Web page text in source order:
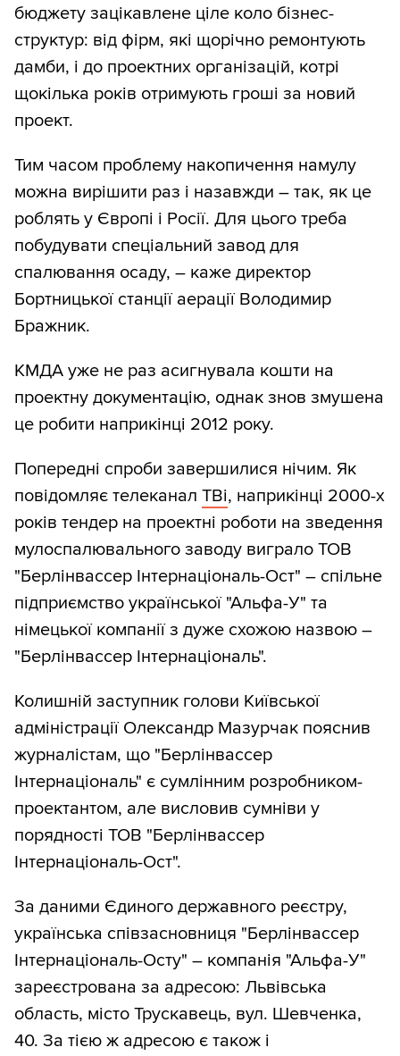
бюджету зацікавлене ціле коло бізнес-
структур: від фірм, які щорічно ремонтують
дамби, і до проектних організацій, котрі
щокілька років отримують гроші за новий
проект.
Тим часом проблему накопичення намулу
можна вирішити раз і назавжди – так, як це
роблять у Європі і Росії. Для цього треба
побудувати спеціальний завод для
спалювання осаду, – каже директор
Бортницької станції аерації Володимир
Бражник.
КМДА уже не раз асигнувала кошти на
проектну документацію, однак знов змушена
це робити наприкінці 2012 року.
Попередні спроби завершилися нічим. Як
повідомляє телеканал ТВі, наприкінці 2000-х
років тендер на проектні роботи на зведення
мулоспалювального заводу виграло ТОВ
"Берлінвассер Інтернаціональ-Ост" – спільне
підприємство української "Альфа-У" та
німецької компанії з дуже схожою назвою –
"Берлінвассер Інтернаціональ".
Колишній заступник голови Київської
адміністрації Олександр Мазурчак пояснив
журналістам, що "Берлінвассер
Інтернаціональ" є сумлінним розробником-
проектантом, але висловив сумніви у
порядності ТОВ "Берлінвассер
Інтернаціональ-Ост".
За даними Єдиного державного реєстру,
українська співзасновниця "Берлінвассер
Інтернаціональ-Осту" – компанія "Альфа-У"
зареєстрована за адресою: Львівська
область, місто Трускавець, вул. Шевченка,
40. За тією ж адресою є також і